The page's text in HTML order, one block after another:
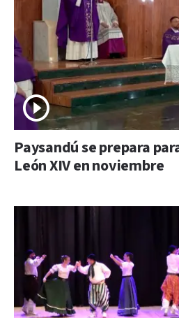
Paysandú se prepara
León XIV en noviembre